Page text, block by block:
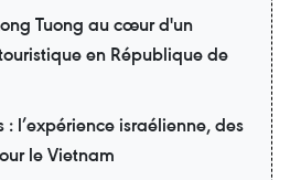
Tuong au cœur d'un
en République de
: l’expérience israélienne, des
le Vietnam